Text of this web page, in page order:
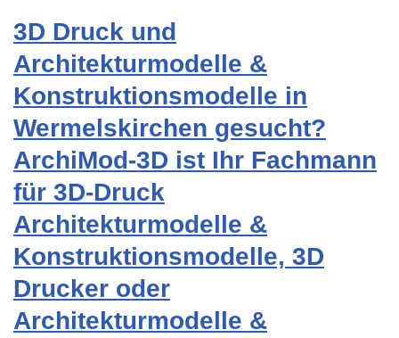
3D Druck und
Architekturmodelle &
Konstruktionsmodelle in
Wermelskirchen gesucht?
ArchiMod-3D ist Ihr Fachmann
für 3D-Druck
Architekturmodelle &
Konstruktionsmodelle, 3D
Drucker oder
Architekturmodelle &